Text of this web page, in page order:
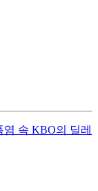
속 KBO의 딜레